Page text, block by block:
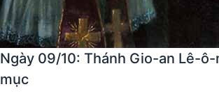
Ngày 09/10: Thánh Gio-an Lê-
mục